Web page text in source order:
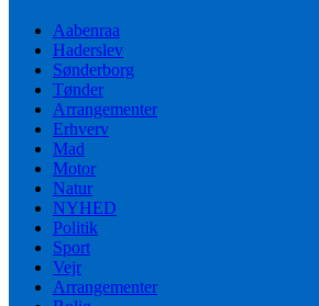
Aabenraa
Haderslev
Sønderborg
Tønder
Arrangementer
Erhverv
Mad
Motor
Natur
NYHED
Politik
Sport
Vejr
Arrangementer